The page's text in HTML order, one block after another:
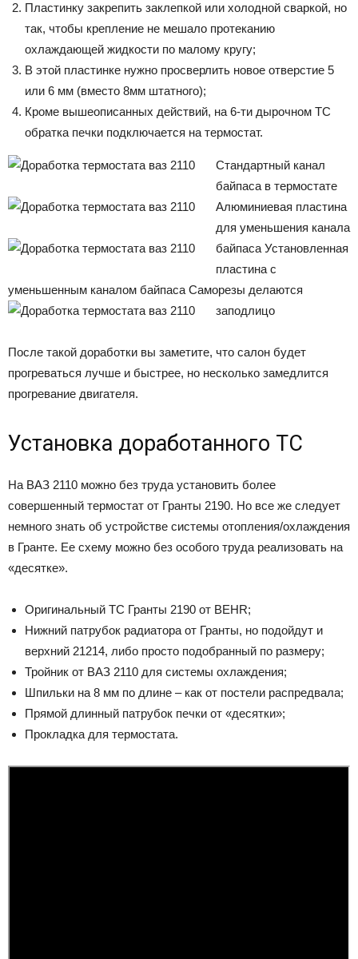
Пластинку закрепить заклепкой или холодной сваркой, но
так, чтобы крепление не мешало протеканию
охлаждающей жидкости по малому кругу;
В этой пластинке нужно просверлить новое отверстие 5
или 6 мм (вместо 8мм штатного);
Кроме вышеописанных действий, на 6-ти дырочном ТС
обратка печки подключается на термостат.
Стандартный канал
байпаса в термостате
Алюминиевая пластина
для уменьшения канала
байпаса Установленная
пластина с
уменьшенным каналом байпаса Саморезы делаются
заподлицо
После такой доработки вы заметите, что салон будет
прогреваться лучше и быстрее, но несколько замедлится
прогревание двигателя.
Установка доработанного ТС
На ВАЗ 2110 можно без труда установить более
совершенный термостат от Гранты 2190. Но все же следует
немного знать об устройстве системы отопления/охлаждения
в Гранте. Ее схему можно без особого труда реализовать на
«десятке».
Оригинальный ТС Гранты 2190 от BEHR;
Нижний патрубок радиатора от Гранты, но подойдут и
верхний 21214, либо просто подобранный по размеру;
Тройник от ВАЗ 2110 для системы охлаждения;
Шпильки на 8 мм по длине – как от постели распредвала;
Прямой длинный патрубок печки от «десятки»;
Прокладка для термостата.